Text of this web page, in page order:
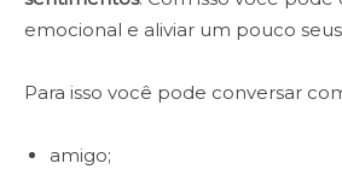
emocional e aliviar um pouco
Para isso você pode conversar
amigo;